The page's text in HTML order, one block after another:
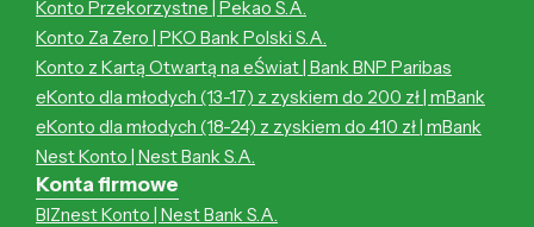
Konto Przekorzystne | Pekao S.A.
Konto Za Zero | PKO Bank Polski S.A.
Konto z Kartą Otwartą na eŚwiat | Bank BNP Paribas
eKonto dla młodych (13-17) z zyskiem do 200 zł | mBank
eKonto dla młodych (18-24) z zyskiem do 410 zł | mBank
Nest Konto | Nest Bank S.A.
Konta firmowe
BIZnest Konto | Nest Bank S.A.